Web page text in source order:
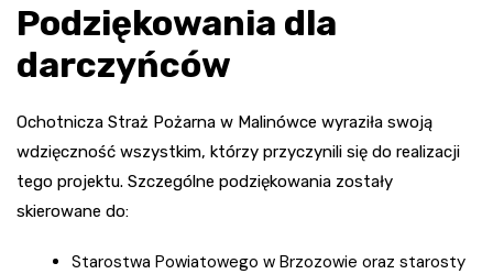
Podziękowania dla
darczyńców
Ochotnicza Straż Pożarna w Malinówce wyraziła swoją
wdzięczność wszystkim, którzy przyczynili się do realizacji
tego projektu. Szczególne podziękowania zostały
skierowane do:
Starostwa Powiatowego w Brzozowie oraz starosty